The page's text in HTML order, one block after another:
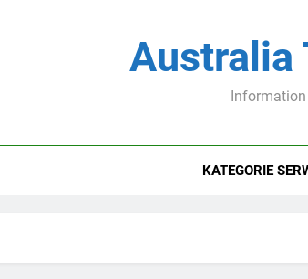
Australia
Information
KATEGORIE